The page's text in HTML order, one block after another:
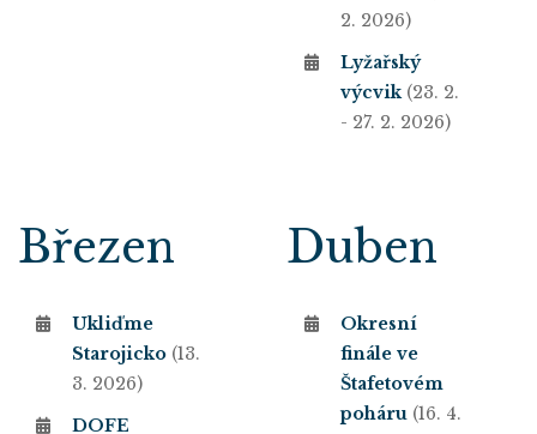
2. 2026)
Lyžařský
výcvik(23. 2.
- 27. 2. 2026)
Březen
Ukliďme
Starojicko (13.
3. 2026)
DOFE
Duben
Okresní
finále ve
Štafetovém
poháru (16. 4.